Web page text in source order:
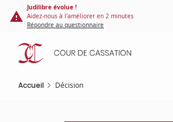
Panneau de gestion des cookies
contenu
principal
Judilibre évolue !
Aidez-nous à l'améliorer en 2 minutes
Répondre au questionnaire
Accueil Décision